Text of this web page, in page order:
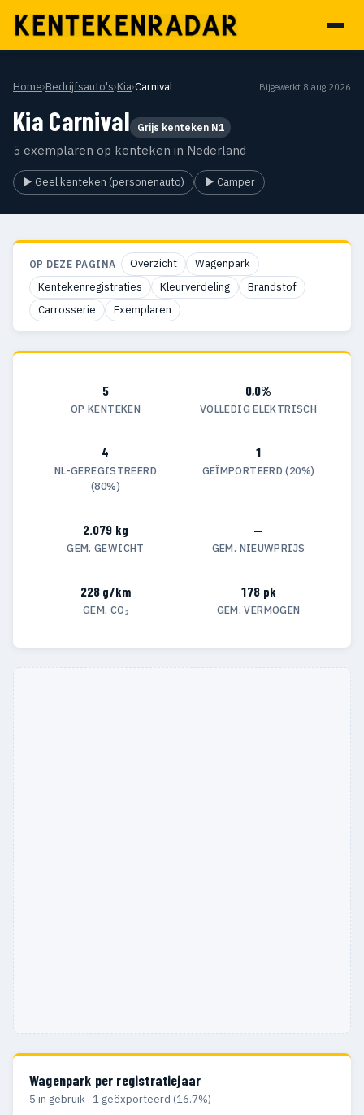
Home›Bedrijfsauto's›Kia›Carnival Bijgewerkt 8 aug 2026
Kia Carnival Grijs kenteken N1
5 exemplaren op kenteken in Nederland
▶ Geel kenteken (personenauto) ▶ Camper
OP DEZE PAGINA Overzicht
Wagenpark
Kentekenregistraties
Kleurverdeling
Brandstof
Carrosserie
Exemplaren
5
OP KENTEKEN
0,0%
VOLLEDIG ELEKTRISCH
4
NL-GEREGISTREERD
(80%)
1
GEÏMPORTEERD (20%)
2.079 kg
GEM. GEWICHT
—
GEM. NIEUWPRIJS
228 g/km
GEM. CO₂
178 pk
GEM. VERMOGEN
Wagenpark per registratiejaar
5 in gebruik · 1 geëxporteerd (16.7%)